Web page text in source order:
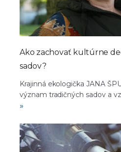
Ako zachovať kultúrne
sadov?
Krajinná ekologička JANA
význam tradičných sadov a
»